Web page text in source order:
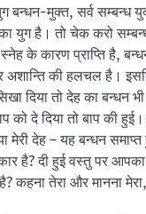
बन्धन-मुक्त, सर्व सम्बन्ध
युग है। तो चेक करो
के कारण प्राप्ति है,
की हलचल है।
दिया तो देह का बन्धन
को दे दिया तो बाप की
मेरी देह – यह बन्धन
है? दी हुई वस्तु पर
कहना तेरा और मानना